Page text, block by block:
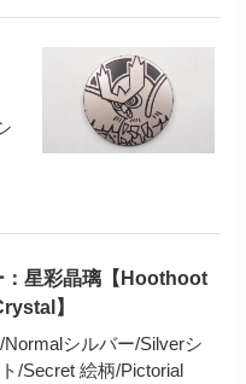
：星彩晶璃【Hoothoot
】
Normalシルバー/Silverシ
/Secret 絵柄/Pictorial